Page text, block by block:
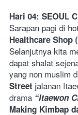
Hari 04: SEOUL
Healthcare Shop
Selanjutnya kita
dapat shalat
yang non muslim
Street jalanan
drama “Itaewon
Making Kimbap